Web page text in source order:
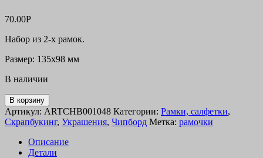
70.00Р
Набор из 2-х рамок.
Размер: 135х98 мм
В наличии
В корзину
Артикул: ARTCHB001048 Категории: Рамки, салфетки,
Скрапбукинг, Украшения, Чипборд Метка: рамочки
Описание
Детали